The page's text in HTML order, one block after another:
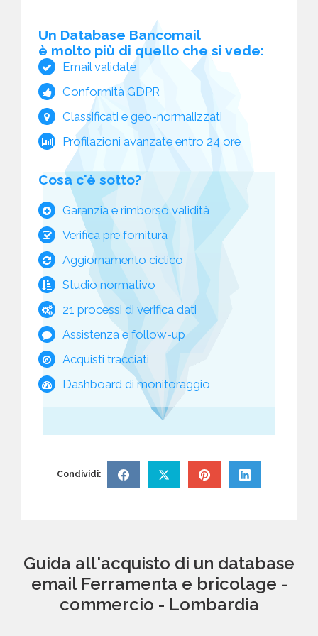
Un Database Bancomail
è molto più di quello che si vede:
Email validate
Conformità GDPR
Classificati e geo-normalizzati
Profilazioni avanzate entro 24 ore
Cosa c'è sotto?
Garanzia e rimborso validità
Verifica pre fornitura
Aggiornamento ciclico
Studio normativo
21 processi di verifica dati
Assistenza e follow-up
Acquisti tracciati
Dashboard di monitoraggio
Condividi:
Guida all'acquisto di un database
email Ferramenta e bricolage -
commercio - Lombardia